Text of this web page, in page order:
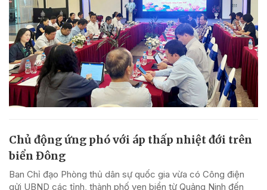
Chủ động ứng phó với áp thấp nhiệt đới trên
biển Đông
Ban Chỉ đạo Phòng thủ dân sự quốc gia vừa có Công điện
gửi UBND các tỉnh, thành phố ven biển từ Quảng Ninh đến